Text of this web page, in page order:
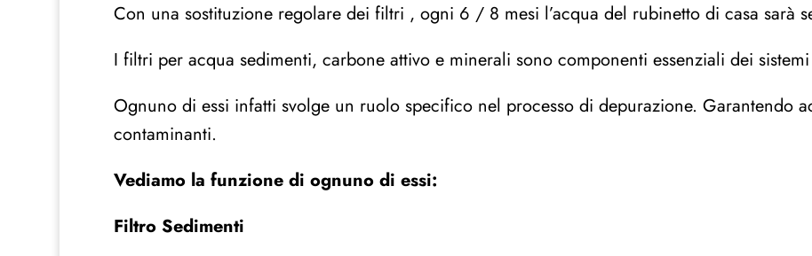
Con una sostituzione regolare dei filtri , ogni 6 / 8 mesi l’acqua del rubinetto di casa sarà
I filtri per acqua sedimenti, carbone attivo e minerali sono componenti essenziali dei
Ognuno di essi infatti svolge un ruolo specifico nel processo di depurazione. Garantendo
contaminanti.
Vediamo la funzione di ognuno di essi:
Filtro Sedimenti